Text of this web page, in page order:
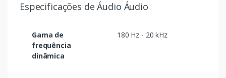
Especificações de Áudio Áudio
Gama de
frequência
dinâmica
180 Hz - 20 kHz